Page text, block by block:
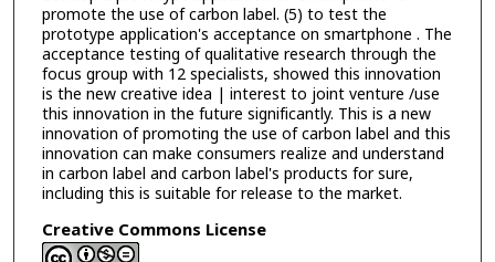
promote the use of carbon label. (5) to test the
prototype application's acceptance on smartphone . The
acceptance testing of qualitative research through the
focus group with 12 specialists, showed this innovation
is the new creative idea | interest to joint venture /use
this innovation in the future significantly. This is a new
innovation of promoting the use of carbon label and this
innovation can make consumers realize and understand
in carbon label and carbon label's products for sure,
including this is suitable for release to the market.
Creative Commons License